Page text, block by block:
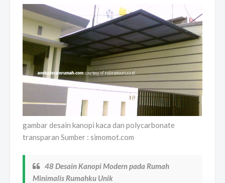
gambar desain kanopi kaca dan polycarbonate
transparan Sumber : simomot.com
48 Desain Kanopi Modern pada Rumah
Minimalis Rumahku Unik